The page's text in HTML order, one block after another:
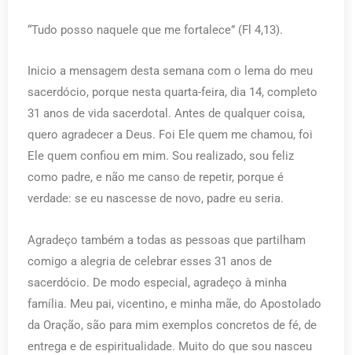
“Tudo posso naquele que me fortalece” (Fl 4,13).
Inicio a mensagem desta semana com o lema do meu
sacerdócio, porque nesta quarta-feira, dia 14, completo
31 anos de vida sacerdotal. Antes de qualquer coisa,
quero agradecer a Deus. Foi Ele quem me chamou, foi
Ele quem confiou em mim. Sou realizado, sou feliz
como padre, e não me canso de repetir, porque é
verdade: se eu nascesse de novo, padre eu seria.
Agradeço também a todas as pessoas que partilham
comigo a alegria de celebrar esses 31 anos de
sacerdócio. De modo especial, agradeço à minha
família. Meu pai, vicentino, e minha mãe, do Apostolado
da Oração, são para mim exemplos concretos de fé, de
entrega e de espiritualidade. Muito do que sou nasceu